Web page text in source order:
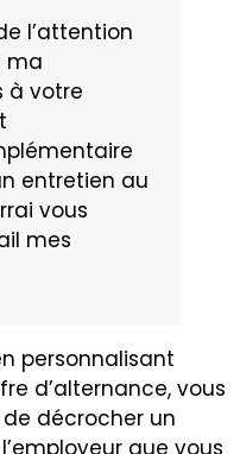
l’attention
ma
à votre
entretien au
vous
mes
personnalisant
d’alternance, vous
décrocher un